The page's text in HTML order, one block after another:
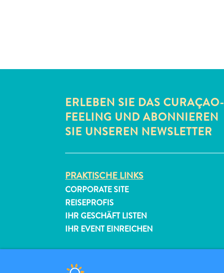
ERLEBEN SIE DAS CURAÇAO-
FEELING UND ABONNIEREN
SIE UNSEREN NEWSLETTER
PRAKTISCHE LINKS
CORPORATE SITE
REISEPROFIS
IHR GESCHÄFT LISTEN
IHR EVENT EINREICHEN